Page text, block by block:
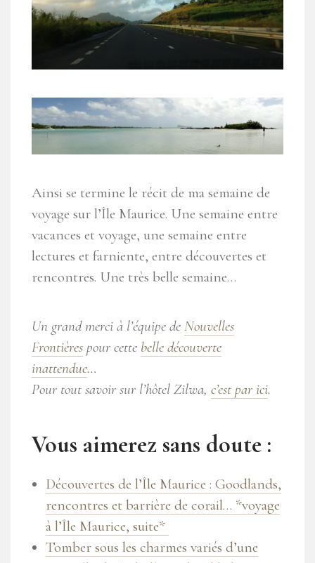
Ainsi se termine le récit de ma semaine de
voyage sur l’Île Maurice. Une semaine entre
vacances et voyage, une semaine entre
lectures et farniente, entre découvertes et
rencontres. Une très belle semaine…
Un grand merci à l’équipe de Nouvelles
Frontières pour cette belle découverte
inattendue…
Pour tout savoir sur l’hôtel Zilwa, c’est par ici.
Vous aimerez sans doute :
Découvertes de l’Île Maurice : Goodlands,
rencontres et barrière de corail… *voyage
à l’Île Maurice, suite*
Tomber sous les charmes variés d’une